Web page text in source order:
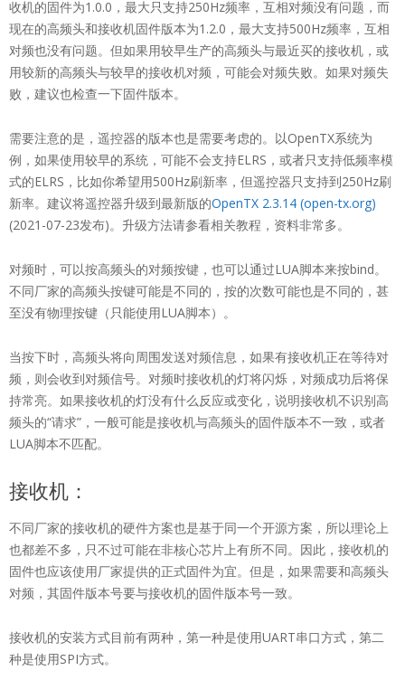
收机的固件为1.0.0，最大只支持250Hz频率，互相对频没有问题，而
现在的高频头和接收机固件版本为1.2.0，最大支持500Hz频率，互相
对频也没有问题。但如果用较早生产的高频头与最近买的接收机，或
用较新的高频头与较早的接收机对频，可能会对频失败。如果对频失
败，建议也检查一下固件版本。
需要注意的是，遥控器的版本也是需要考虑的。以OpenTX系统为
例，如果使用较早的系统，可能不会支持ELRS，或者只支持低频率模
式的ELRS，比如你希望用500Hz刷新率，但遥控器只支持到250Hz刷
新率。建议将遥控器升级到最新版的OpenTX 2.3.14 (open-tx.org)
(2021-07-23发布)。升级方法请参看相关教程，资料非常多。
对频时，可以按高频头的对频按键，也可以通过LUA脚本来按bind。
不同厂家的高频头按键可能是不同的，按的次数可能也是不同的，甚
至没有物理按键（只能使用LUA脚本）。
当按下时，高频头将向周围发送对频信息，如果有接收机正在等待对
频，则会收到对频信号。对频时接收机的灯将闪烁，对频成功后将保
持常亮。如果接收机的灯没有什么反应或变化，说明接收机不识别高
频头的“请求”，一般可能是接收机与高频头的固件版本不一致，或者
LUA脚本不匹配。
接收机：
不同厂家的接收机的硬件方案也是基于同一个开源方案，所以理论上
也都差不多，只不过可能在非核心芯片上有所不同。因此，接收机的
固件也应该使用厂家提供的正式固件为宜。但是，如果需要和高频头
对频，其固件版本号要与接收机的固件版本号一致。
接收机的安装方式目前有两种，第一种是使用UART串口方式，第二
种是使用SPI方式。